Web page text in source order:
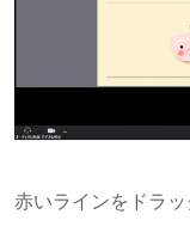
赤いラインをドラッ